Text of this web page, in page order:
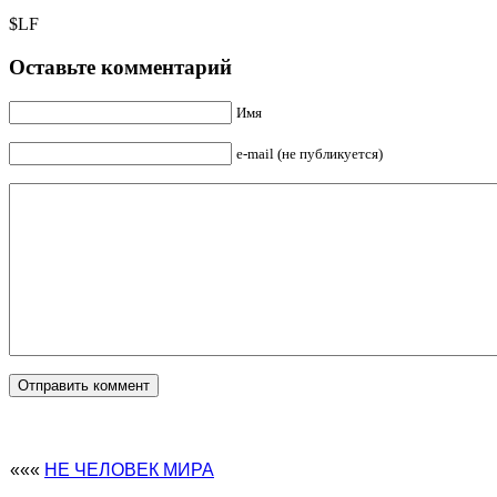
$LF
Оставьте комментарий
Имя
e-mail (не публикуется)
««« НЕ ЧЕЛОВЕК МИРА